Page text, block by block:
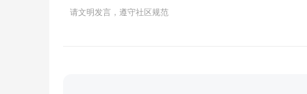
请文明发言，遵守社区规范